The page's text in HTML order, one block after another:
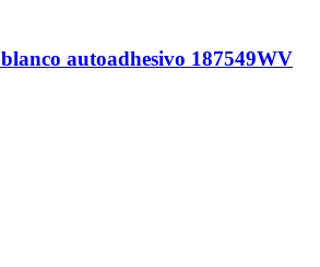
autoadhesivo 187549WV